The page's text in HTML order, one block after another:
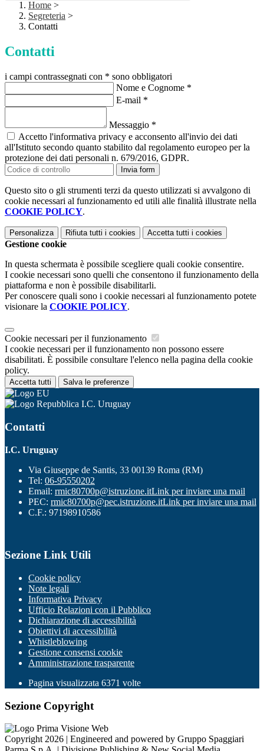
Home >
Segreteria >
Contatti
Contatti
i campi contrassegnati con * sono obbligatori
Nome e Cognome *
E-mail *
Messaggio *
Accetto l'informativa privacy e acconsento all'invio dei dati
all'Istituto secondo quanto stabilito dal regolamento europeo per la
protezione dei dati personali n. 679/2016, GDPR.
Invia form
Questo sito o gli strumenti terzi da questo utilizzati si avvalgono di
cookie necessari al funzionamento ed utili alle finalità illustrate nella
COOKIE POLICY.
Personalizza Rifiuta tutti i cookies Accetta tutti i cookies
Gestione cookie
In questa schermata è possibile scegliere quali cookie consentire.
I cookie necessari sono quelli che consentono il funzionamento della
piattaforma e non è possibile disabilitarli.
Per conoscere quali sono i cookie necessari al funzionamento potete
visionare la COOKIE POLICY.
Cookie necessari per il funzionamento
I cookie necessari per il funzionamento non possono essere
disabilitati. È possibile consultare l'elenco nella pagina della cookie
policy.
Accetta tutti Salva le preferenze
I.C. Uruguay
Contatti
I.C. Uruguay
Via Giuseppe de Santis, 33 00139 Roma (RM)
Tel: 06-95550202
Email: rmic80700p@istruzione.itLink per inviare una mail
PEC: rmic80700p@pec.istruzione.itLink per inviare una mail
C.F.: 97198910586
Sezione Link Utili
Cookie policy
Note legali
Informativa Privacy
Ufficio Relazioni con il Pubblico
Dichiarazione di accessibilità
Obiettivi di accessibilità
Whistleblowing
Gestione consensi cookie
Amministrazione trasparente
Pagina visualizzata 6371 volte
Sezione Copyright
Copyright 2026 | Engineered and powered by Gruppo Spaggiari